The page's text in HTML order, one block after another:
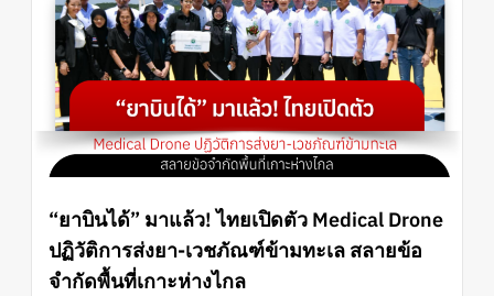
“ยาบินได้” มาแล้ว! ไทยเปิดตัว Medical Drone
ปฏิวัติการส่งยา-เวชภัณฑ์ข้ามทะเล สลายข้อ
จำกัดพื้นที่เกาะห่างไกล